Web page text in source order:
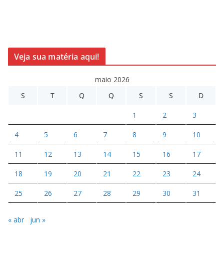
Veja sua matéria aqui!
maio 2026
S
T Q Q S S D
1 2 3
4 5 6 7 8 9 10
11 12 13 14 15 16 17
18 19 20 21 22 23 24
25 26 27 28 29 30 31
« abr jun »